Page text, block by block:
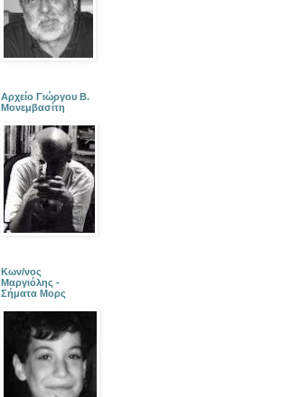
Αρχείο Γιώργου Β.
Μονεμβασίτη
Κων/νος
Μαργιόλης -
Σήματα Μορς